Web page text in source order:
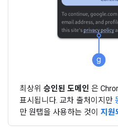
최상위 승인된 도메인 은
표시됩니다. 교차 출처이지만
만 원탭을 사용하는 것이 지원